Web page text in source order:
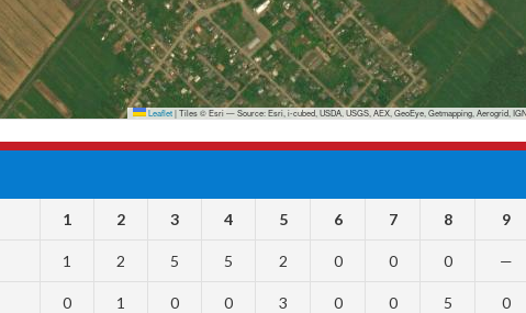
Leaflet|Tiles © Esri — Source: Esri, i-cubed, USDA, USGS, AEX, GeoEye, Getmapping, Aerogrid,
1 2 3 4 5 6 7 8 9
1 2 5 5 2 0 0 0 —
0 1 0 0 3 0 0 5 0